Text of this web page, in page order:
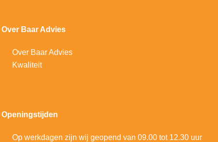
Over Baar Advies
Over Baar Advies
Kwaliteit
Openingstijden
Op werkdagen zijn wij geopend van 09.00 tot 12.30 uur